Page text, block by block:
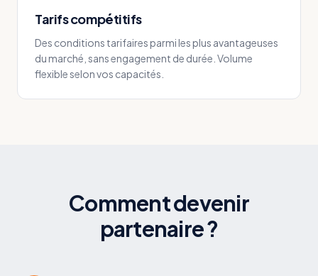
Tarifs compétitifs
Des conditions tarifaires parmi les plus avantageuses
du marché, sans engagement de durée. Volume
flexible selon vos capacités.
Comment devenir
partenaire ?